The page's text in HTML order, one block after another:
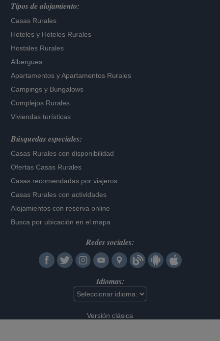
Tipos de alojamiento:
Casas Rurales
Hoteles y Hoteles Rurales
Hostales Rurales
Albergues
Apartamentos yApartamentos Rurales
Campings y Bungalows
Complejos Rurales
Viviendas turísticas
Búsquedas especiales:
Casas Rurales con disponibilidad
Ofertas Casas Rurales
Casas recomendadas por viajeros
Casas Rurales con actividades
Alojamientos con reserva online
Busca por ubicación en el mapa
Redes sociales:
Idiomas:
Versión clásica